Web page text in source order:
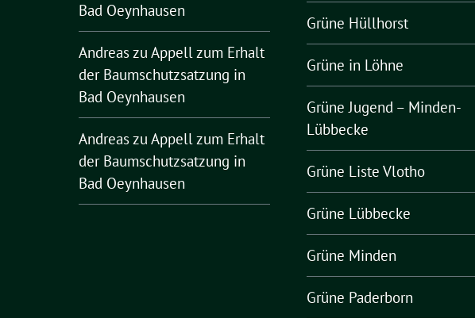
Bad Oeynhausen
Andreas zu Appell zum Erhalt
der Baumschutzsatzung in
Bad Oeynhausen
Andreas zu Appell zum Erhalt
der Baumschutzsatzung in
Bad Oeynhausen
Grüne Hüllhorst
Grüne in Löhne
Grüne Jugend – Minden-
Lübbecke
Grüne Liste Vlotho
Grüne Lübbecke
Grüne Minden
Grüne Paderborn